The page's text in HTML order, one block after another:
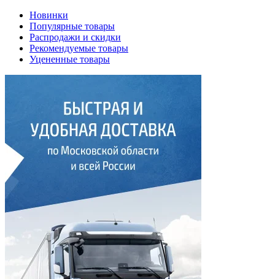
Новинки
Популярные товары
Распродажи и скидки
Рекомендуемые товары
Уцененные товары